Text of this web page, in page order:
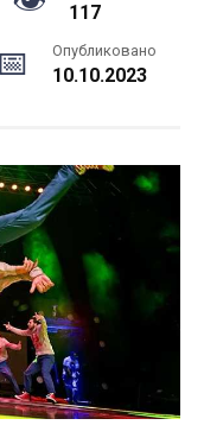
117
Опубликовано
10.10.2023